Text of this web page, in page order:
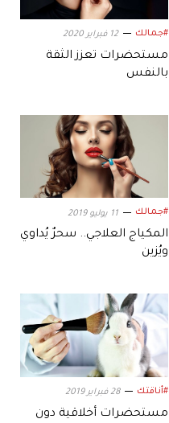
#جمالك 12 فبراير 2020
مستحضرات تعزز الثقة
بالنفس
#جمالك 11 يوليو 2019
المكياج العلاجي.. سحرٌ يُداوي
ويُزين
#أناقتك 28 فبراير 2019
مستحضرات أخلاقية دون